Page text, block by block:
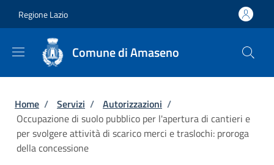
Regione Lazio
Comune di Amaseno
Briciole di pane
Home / Servizi / Autorizzazioni /
Occupazione di suolo pubblico per l'apertura di cantieri e
per svolgere attività di scarico merci e traslochi: proroga
della concessione